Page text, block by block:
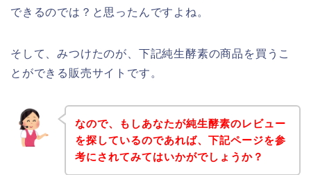
できるのでは？と思ったんですよね。
そして、みつけたのが、下記純生酵素の商品を買うこ
とができる販売サイトです。
なので、もしあなたが純生酵素のレビュー
を探しているのであれば、下記ページを参
考にされてみてはいかがでしょうか？